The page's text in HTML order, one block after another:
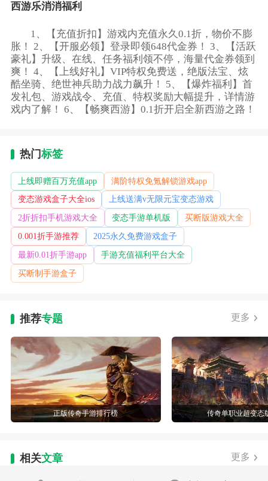
西游乐消消福利
1、【充值折扣】游戏内充值永久0.1折，物价不膨
胀！ 2、【开服必领】登录即领648代金券！ 3、【活跃
豪礼】升级、在线、任务福利领不停，海量代金券领到
爽！ 4、【上线好礼】VIP特权免费送，绝版法宝、炫
酷坐骑、绝世神兵助力战力飙升！ 5、【爆炸福利】首
发礼包、游戏战令、充值、特权奖励大幅提升，详情游
戏内了解！ 6、【畅爽西游】0.1折开启全新西游之路！
热门标签
上线即赠百万充值app
满阶特权免氪解锁游戏app
变态游戏盒子大全ios
上线送满v无限元宝变态游戏
2折折扣手机游戏大全
变态手游单机版
买断版游戏大全
0.001折手游推荐
2025永久免费游戏盒子
最新0.01折手游app
手游充值福利平台大全
买断制手游盒子
推荐专题 更多
正版传奇手游排行榜 传奇单职业超变态
相关文章 更多